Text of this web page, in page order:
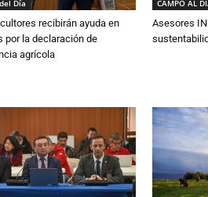
Día
recibirán ayuda en
por la declaración de
agrícola
CAMPO AL
Asesores